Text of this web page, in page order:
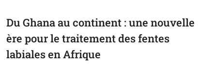
Du Ghana au continent : une nouvelle
ère pour le traitement des fentes
labiales en Afrique